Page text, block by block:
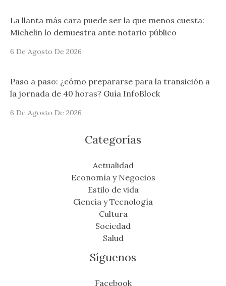
La llanta más cara puede ser la que menos cuesta:
Michelin lo demuestra ante notario público
6 De Agosto De 2026
Paso a paso: ¿cómo prepararse para la transición a
la jornada de 40 horas? Guía InfoBlock
6 De Agosto De 2026
Categorías
Actualidad
Economía y Negocios
Estilo de vida
Ciencia y Tecnología
Cultura
Sociedad
Salud
Síguenos
Facebook